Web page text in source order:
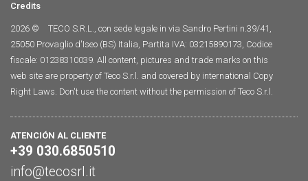
Credits
2026 ©
TECO S.R.L., con sede legale in via Sandro Pertini n.39/41,
25050 Provaglio d'Iseo (BS) Italia, Partita IVA: 03215890173, Codice
fiscale: 01238310039. All content, pictures and trade marks on this
web site are property of Teco S.r.l. and covered by international Copy
Right Laws. Don't use the content without the permission of Teco S.r.l.
ATENCIÓN AL CLIENTE
+39 030.6850510
info@tecosrl.it